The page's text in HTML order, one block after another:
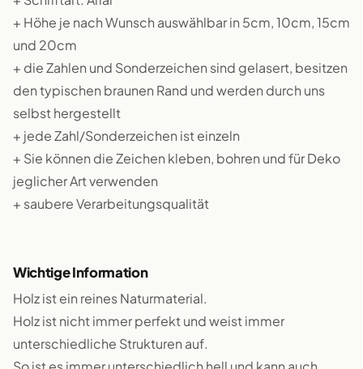
+ Höhe je nach Wunsch auswählbar in 5cm, 10cm, 15cm
und 20cm
+ die Zahlen und Sonderzeichen sind gelasert, besitzen
den typischen braunen Rand und werden durch uns
selbst hergestellt
+ jede Zahl/Sonderzeichen ist einzeln
+ Sie können die Zeichen kleben, bohren und für Deko
jeglicher Art verwenden
+ saubere Verarbeitungsqualität
Wichtige Information
Holz ist ein reines Naturmaterial.
Holz ist nicht immer perfekt und weist immer
unterschiedliche Strukturen auf.